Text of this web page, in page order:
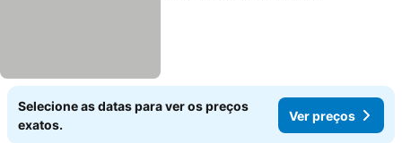
Selecione as datas para ver os preços
exatos.
Ver preços